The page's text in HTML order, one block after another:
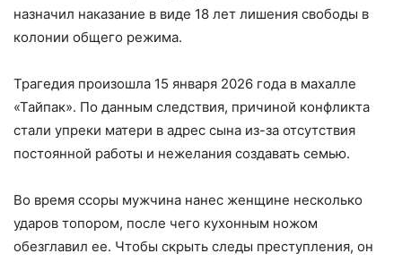
назначил наказание в виде 18 лет лишения свободы в
колонии общего режима.
Трагедия произошла 15 января 2026 года в махалле
«Тайпак». По данным следствия, причиной конфликта
стали упреки матери в адрес сына из-за отсутствия
постоянной работы и нежелания создавать семью.
Во время ссоры мужчина нанес женщине несколько
ударов топором, после чего кухонным ножом
обезглавил ее. Чтобы скрыть следы преступления, он